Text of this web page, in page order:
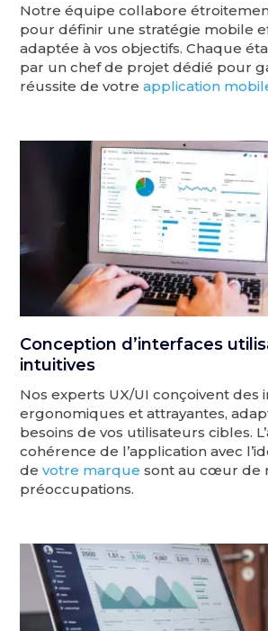
Notre équipe collabore
pour définir une stratégie mobile
adaptée à vos objectifs. Chaque
par un chef de projet dédié pour
réussite de votreapplication
Conception d’interfaces
intuitives
Nos experts UX/UI conçoivent des
ergonomiques et attrayantes,
besoins de vos utilisateurs cibles.
cohérence de l’application avec
devotre marque sont au cœur de
préoccupations.